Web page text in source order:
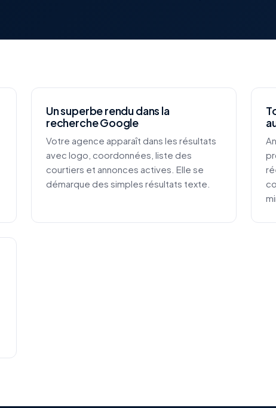
Un superbe rendu dans la
recherche Google
Votre agence apparaît dans les résultats
avec logo, coordonnées, liste des
courtiers et annonces actives. Elle se
démarque des simples résultats texte.